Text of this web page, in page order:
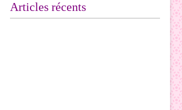
Articles récents